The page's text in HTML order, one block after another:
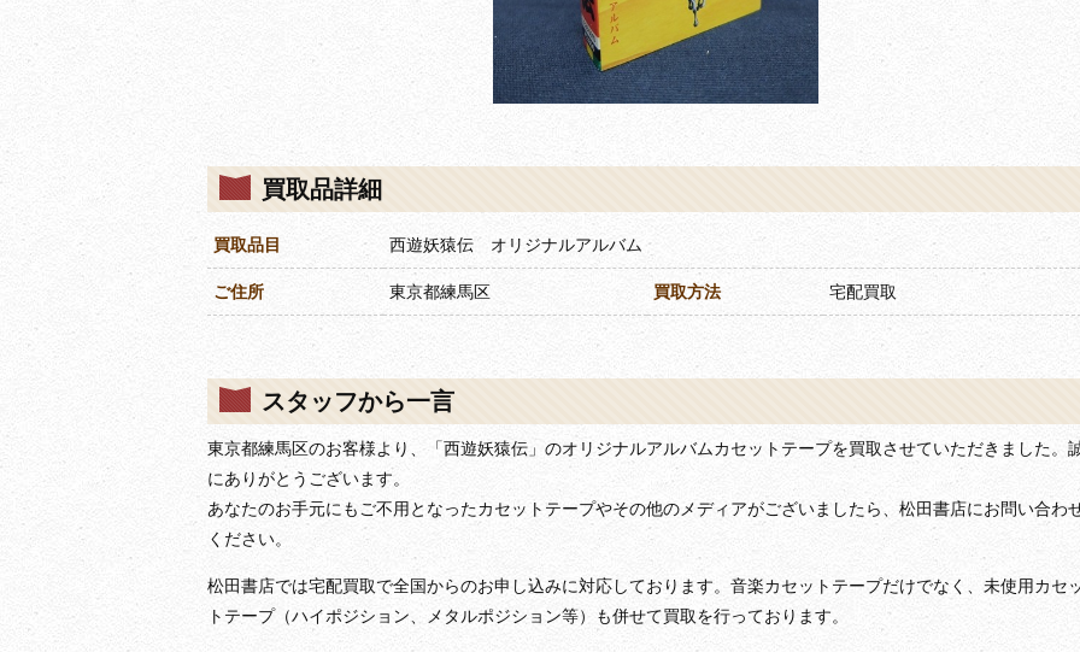
買取品詳細
買取品目 西遊妖猿伝 オリジナルアルバム
ご住所 東京都練馬区 買取方法 宅配買取
スタッフから一言
東京都練馬区のお客様より、「西遊妖猿伝」のオリジナルアルバムカセットテープを買取させていただきました。
にありがとうございます。
あなたのお手元にもご不用となったカセットテープやその他のメディアがございましたら、松田書店にお問い合わ
ください。
松田書店では宅配買取で全国からのお申し込みに対応しております。音楽カセットテープだけでなく、未使用カセ
トテープ（ハイポジション、メタルポジション等）も併せて買取を行っております。